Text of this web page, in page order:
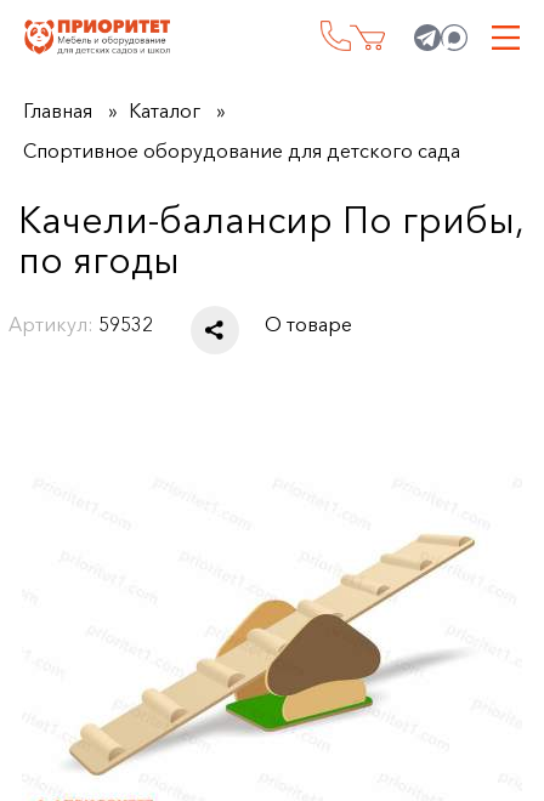
Главная
Каталог
Спортивное оборудование для детского сада
Качели-балансир По грибы,
по ягоды
Артикул: 59532 О товаре